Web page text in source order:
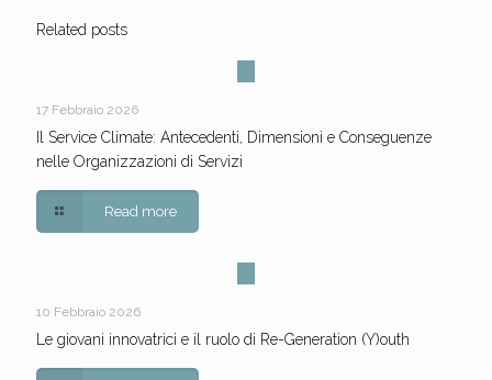
Related posts
17 Febbraio 2026
Il Service Climate: Antecedenti, Dimensioni e Conseguenze
nelle Organizzazioni di Servizi
Read more
10 Febbraio 2026
Le giovani innovatrici e il ruolo di Re-Generation (Y)outh